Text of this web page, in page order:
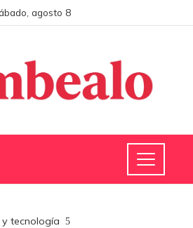
agosto 8
y tecnología